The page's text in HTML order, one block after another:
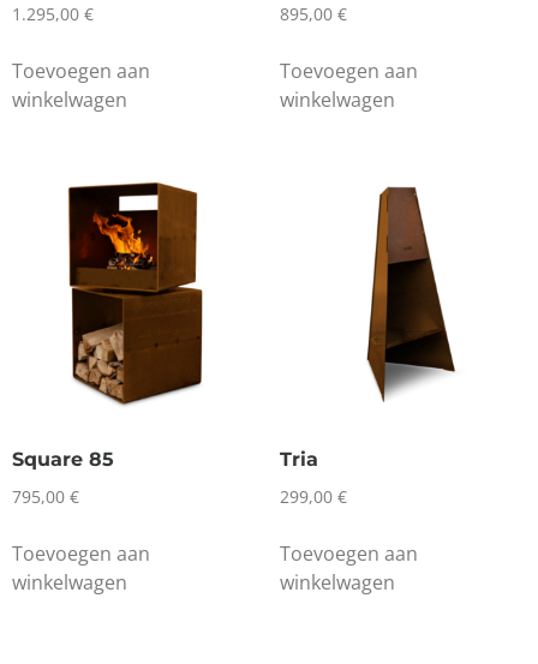
1.295,00 €
Toevoegen aan
winkelwagen
895,00 €
Toevoegen aan
winkelwagen
Square 85
795,00 €
Toevoegen aan
winkelwagen
Tria
299,00 €
Toevoegen aan
winkelwagen